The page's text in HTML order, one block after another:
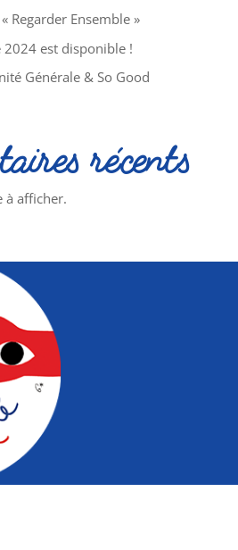
Regarder Ensemble »
2024 est disponible !
Générale & So Good
récents
à afficher.